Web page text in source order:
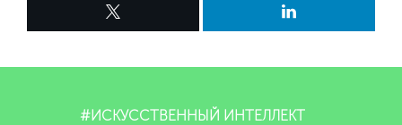
#ИСКУССТВЕННЫЙ ИНТЕЛЛЕКТ